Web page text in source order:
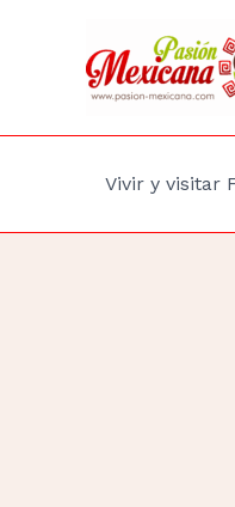
Vivir y visitar